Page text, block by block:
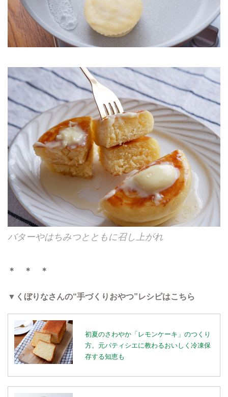
バターやはちみつとともに召し上がれ
＊ ＊ ＊
▼くぼりなさんの“手づくりおやつ”レシピはこちら
初夏のさわやか「レモンケーキ」のつくり
方。元パティシエに教わるおいしく冷凍保
存する知恵も